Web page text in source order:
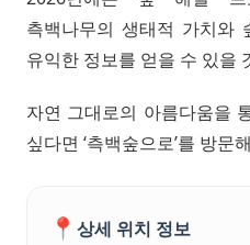
측백나무의 생태적 가치와
유익한 정보를 얻을 수 있을
자연 그대로의 아름다움을
싶다면 ‘측백숲으로’를 방문
📍 상세 위치 정보